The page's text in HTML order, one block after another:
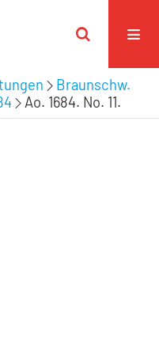
Braunschw.
Ao. 1684. No. 11.